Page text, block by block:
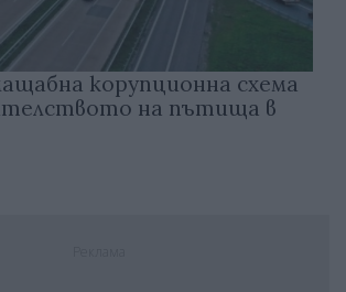
корупционна схема
на пътища в